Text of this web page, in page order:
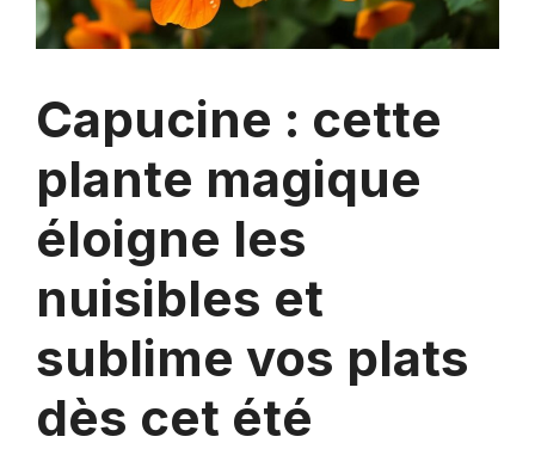
Capucine : cette
plante magique
éloigne les
nuisibles et
sublime vos plats
dès cet été